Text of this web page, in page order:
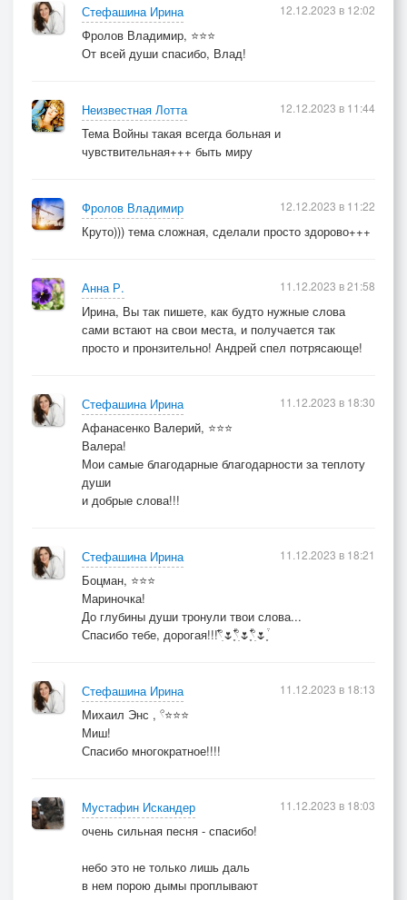
Стефашина Ирина
Фролов Владимир, ⭐⭐⭐
От всей души спасибо, Влад!
12.12.2023 в 12:02
Неизвестная Лотта
Тема Войны такая всегда больная и
чувствительная+++ быть миру
12.12.2023 в 11:44
Фролов Владимир
Круто))) тема сложная, сделали просто здорово+++
12.12.2023 в 11:22
Анна Р.
Ирина, Вы так пишете, как будто нужные слова
сами встают на свои места, и получается так
просто и пронзительно! Андрей спел потрясающе!
11.12.2023 в 21:58
Стефашина Ирина
Афанасенко Валерий, ⭐⭐⭐
Валера!
Мои самые благодарные благодарности за теплоту
души
и добрые слова!!!
11.12.2023 в 18:30
Стефашина Ирина
Боцман, ⭐⭐⭐
Мариночка!
До глубины души тронули твои слова...
Спасибо тебе, дорогая!!!𓍢ִ໋🌷͙֒𓍢ִ໋🌷͙֒𓍢ִ໋🌷͙֒
11.12.2023 в 18:21
Стефашина Ирина
Михаил Энс , 𓍢⭐⭐⭐
Миш!
Спасибо многократное!!!!
11.12.2023 в 18:13
Мустафин Искандер
очень сильная песня - спасибо!
небо это не только лишь даль
в нем порою дымы проплывают
11.12.2023 в 18:03